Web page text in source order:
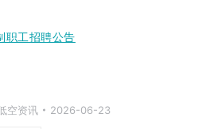
职工招聘公告
空资讯
2026-06-23